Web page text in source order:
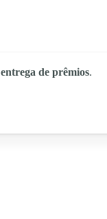
entrega de prêmios.